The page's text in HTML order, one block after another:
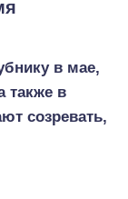
в мае,
также в
созревать,